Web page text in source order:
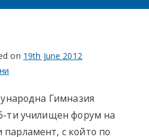
училище
в София
on 19th June 2012
Гимназия
ти училищен форум на
с който по